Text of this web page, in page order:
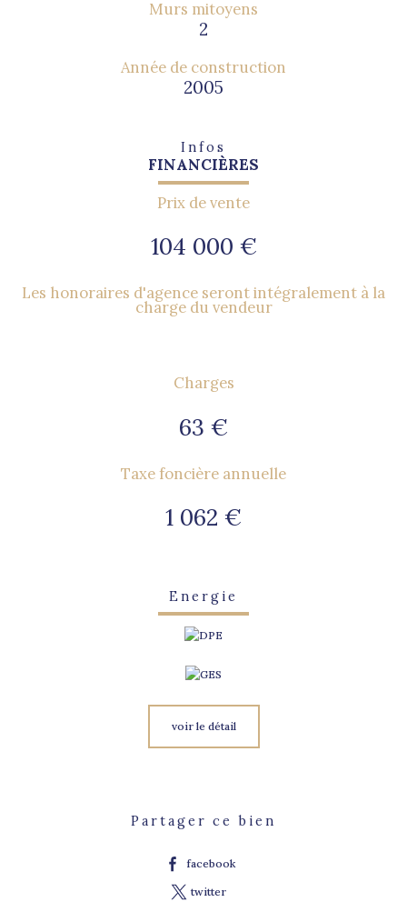
Murs mitoyens
2
Année de construction
2005
Infos
FINANCIÈRES
Prix de vente
104 000 €
Les honoraires d'agence seront intégralement à la
charge du vendeur
Charges
63 €
Taxe foncière annuelle
1 062 €
Energie
voir le détail
Partager ce bien
facebook
twitter